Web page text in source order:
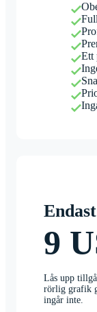
Ett
9
Lås upp
rörlig grafik
ingår inte.